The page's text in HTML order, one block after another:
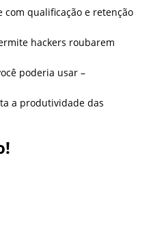
com qualificação e retenção
hackers roubarem
poderia usar –
a produtividade das